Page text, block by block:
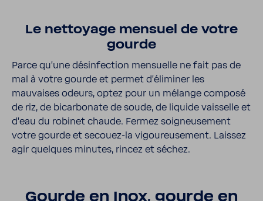
Le nettoyage mensuel de votre
gourde
Parce qu’une désin­fec­tion mensuelle ne fait pas de
mal à votre gourde et permet d’éli­miner les
mauvaises odeurs, optez pour un mélange composé
de riz, de bicar­bo­nate de soude, de liquide vais­selle et
d’eau du robinet chaude. Fermez soigneu­se­ment
votre gourde et secouez-​la vigou­reu­se­ment. Laissez
agir quelques minutes, rincez et séchez.
Gourde en Inox, gourde en